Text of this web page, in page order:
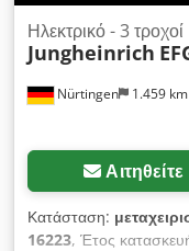
Nürtingen 1.459 km
Ηλεκτρικό - 3 τροχοί
Jungheinrich
Αιτηθείτε
Κατάσταση:
16223, Έτος